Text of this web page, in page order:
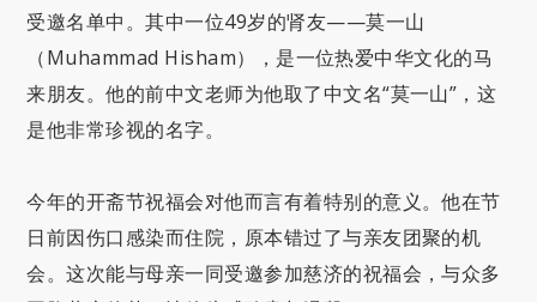
受邀名单中。其中一位49岁的肾友——莫一山
（Muhammad Hisham），是一位热爱中华文化的马
来朋友。他的前中文老师为他取了中文名“莫一山”，这
是他非常珍视的名字。
今年的开斋节祝福会对他而言有着特别的意义。他在节
日前因伤口感染而住院，原本错过了与亲友团聚的机
会。这次能与母亲一同受邀参加慈济的祝福会，与众多